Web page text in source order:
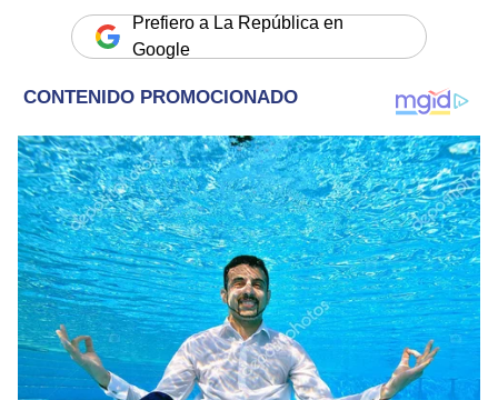
Prefiero a La República en
Google